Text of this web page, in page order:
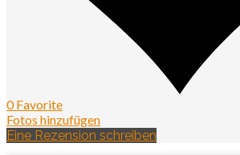
0 Favorite
Fotos hinzufügen
Eine Rezension schreiben